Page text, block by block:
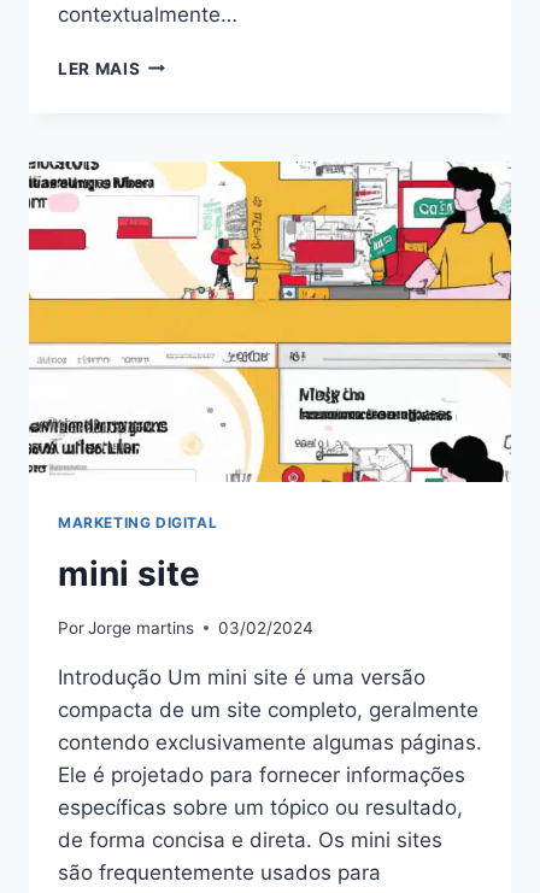
contextualmente…
LER MAIS EXPLORANDO
CHATS
GPT
PARA
BLOGS:
AUMENTE
EM
2024!
MARKETING DIGITAL
mini site
PorJorge martins 03/02/2024
Introdução Um mini site é uma versão
compacta de um site completo, geralmente
contendo exclusivamente algumas páginas.
Ele é projetado para fornecer informações
específicas sobre um tópico ou resultado,
de forma concisa e direta. Os mini sites
são frequentemente usados para